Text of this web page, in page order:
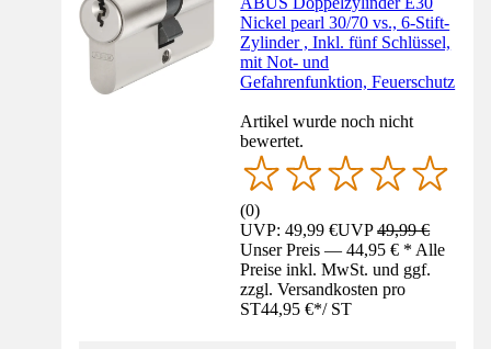
Nickel pearl 30/70 vs., 6-Stift-
Zylinder , Inkl. fünf Schlüssel,
mit Not- und
Gefahrenfunktion, Feuerschutz
Artikel wurde noch nicht
bewertet.
(0)
UVP: 49,99 €UVP49,99 €
Unser Preis — 44,95 € * Alle
Preise inkl. MwSt. und ggf.
zzgl. Versandkosten pro
ST44,95 €*/ ST